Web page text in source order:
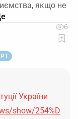
якщо не
6
України
show/254%D